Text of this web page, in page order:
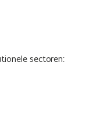
sectoren: